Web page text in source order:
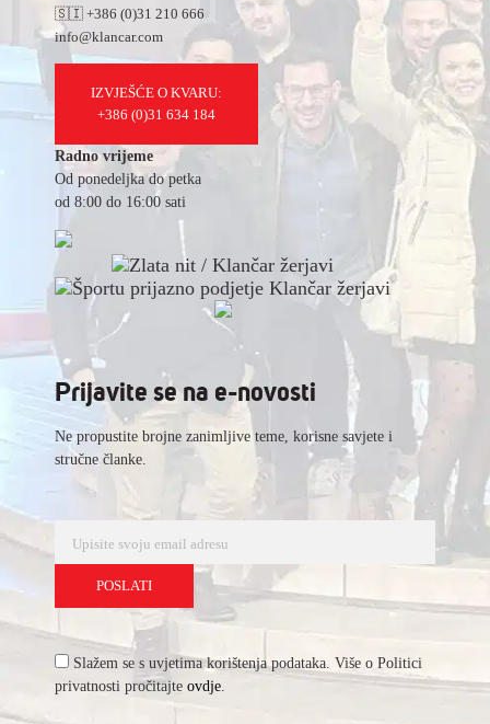
🇸🇮 +386 (0)31 210 666
info@klancar.com
IZVJEŠĆE O KVARU:
+386 (0)31 634 184
Radno vrijeme
Od ponedeljka do petka
od 8:00 do 16:00 sati
Prijavite se na e-novosti
Ne propustite brojne zanimljive teme, korisne savjete i
stručne članke.
Slažem se s uvjetima korištenja podataka. Više o Politici
privatnosti pročitajte ovdje